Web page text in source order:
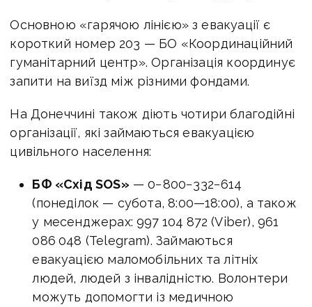
Основною «гарячою лінією» з евакуації є
короткий номер 203 — БО «Координаційний
гуманітарний центр». Організація координує
запити на виїзд між різними фондами.
На Донеччині також діють чотири благодійні
організації, які займаються евакуацією
цивільного населення:
БФ «Схід SOS» — 0−800−332−614
(понеділок — субота,8:00—18:00), а також
у месенджерах: 997 104 872 (Viber), 961
086 048 (Telegram). Займаються
евакуацією маломобільних та літніх
людей, людей з інвалідністю. Волонтери
можуть допомогти із медичною